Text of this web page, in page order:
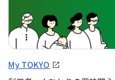
My TOKYO